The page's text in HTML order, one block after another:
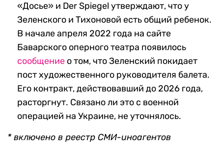
«Досье» и Der Spiegel утверждают, что у
Зеленского и Тихоновой есть общий ребенок.
В начале апреля 2022 года на сайте
Баварского оперного театра появилось
сообщение о том, что Зеленский покидает
пост художественного руководителя балета.
Его контракт, действовавший до 2026 года,
расторгнут. Связано ли это с военной
операцией на Украине, не уточнялось.
* включено в реестр СМИ-иноагентов